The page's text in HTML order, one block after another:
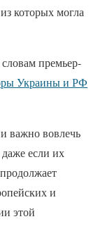
которых могла
премьер-
Украины и РФ
важно вовлечь
если их
и
этой